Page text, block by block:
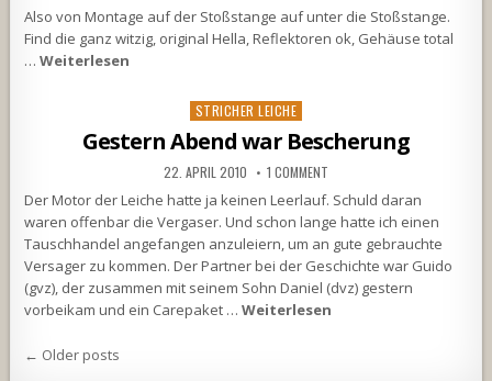
Also von Montage auf der Stoßstange auf unter die Stoßstange.
Find die ganz witzig, original Hella, Reflektoren ok, Gehäuse total
…Weiterlesen
Posted
in
STRICHER LEICHE
Gestern Abend war Bescherung
22. APRIL 2010 1 COMMENT
Der Motor der Leiche hatte ja keinen Leerlauf. Schuld daran
waren offenbar die Vergaser. Und schon lange hatte ich einen
Tauschhandel angefangen anzuleiern, um an gute gebrauchte
Versager zu kommen. Der Partner bei der Geschichte war Guido
(gvz), der zusammen mit seinem Sohn Daniel (dvz) gestern
vorbeikam und ein Carepaket …Weiterlesen
Beitragsnavigation
← Older posts